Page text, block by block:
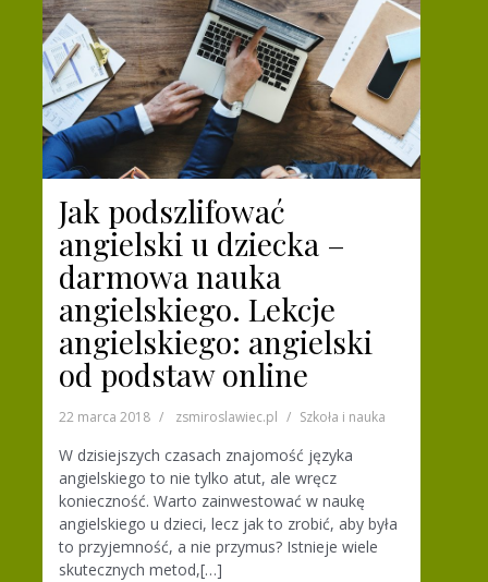
Jak podszlifować
angielski u dziecka –
darmowa nauka
angielskiego. Lekcje
angielskiego: angielski
od podstaw online
22 marca 2018 zsmiroslawiec.pl Szkoła i nauka
W dzisiejszych czasach znajomość języka
angielskiego to nie tylko atut, ale wręcz
konieczność. Warto zainwestować w naukę
angielskiego u dzieci, lecz jak to zrobić, aby była
to przyjemność, a nie przymus? Istnieje wiele
skutecznych metod,[…]